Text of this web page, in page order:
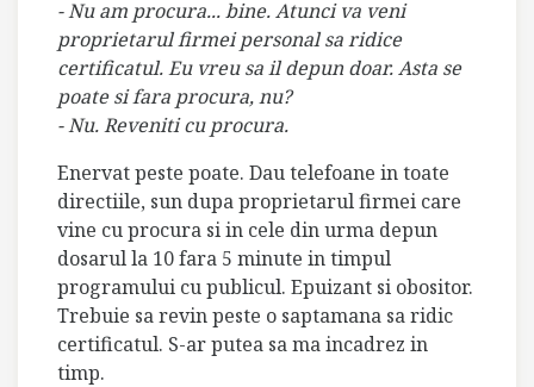
- Nu am procura... bine. Atunci va veni
proprietarul firmei personal sa ridice
certificatul. Eu vreu sa il depun doar. Asta se
poate si fara procura, nu?
- Nu. Reveniti cu procura.
Enervat peste poate. Dau telefoane in toate
directiile, sun dupa proprietarul firmei care
vine cu procura si in cele din urma depun
dosarul la 10 fara 5 minute in timpul
programului cu publicul. Epuizant si obositor.
Trebuie sa revin peste o saptamana sa ridic
certificatul. S-ar putea sa ma incadrez in
timp.